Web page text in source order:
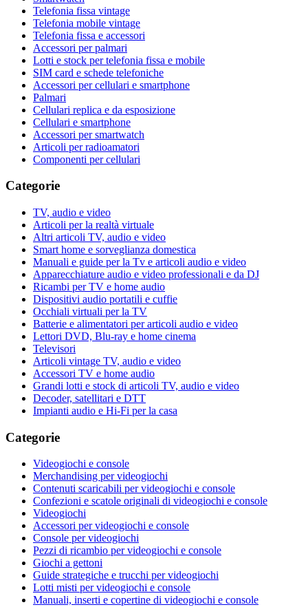
Telefonia fissa vintage
Telefonia mobile vintage
Telefonia fissa e accessori
Accessori per palmari
Lotti e stock per telefonia fissa e mobile
SIM card e schede telefoniche
Accessori per cellulari e smartphone
Palmari
Cellulari replica e da esposizione
Cellulari e smartphone
Accessori per smartwatch
Articoli per radioamatori
Componenti per cellulari
Categorie
TV, audio e video
Articoli per la realtà virtuale
Altri articoli TV, audio e video
Smart home e sorveglianza domestica
Manuali e guide per la Tv e articoli audio e video
Apparecchiature audio e video professionali e da DJ
Ricambi per TV e home audio
Dispositivi audio portatili e cuffie
Occhiali virtuali per la TV
Batterie e alimentatori per articoli audio e video
Lettori DVD, Blu-ray e home cinema
Televisori
Articoli vintage TV, audio e video
Accessori TV e home audio
Grandi lotti e stock di articoli TV, audio e video
Decoder, satellitari e DTT
Impianti audio e Hi-Fi per la casa
Categorie
Videogiochi e console
Merchandising per videogiochi
Contenuti scaricabili per videogiochi e console
Confezioni e scatole originali di videogiochi e console
Videogiochi
Accessori per videogiochi e console
Console per videogiochi
Pezzi di ricambio per videogiochi e console
Giochi a gettoni
Guide strategiche e trucchi per videogiochi
Lotti misti per videogiochi e console
Manuali, inserti e copertine di videogiochi e console